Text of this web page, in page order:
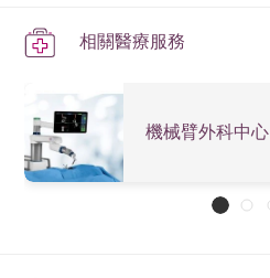
相關醫療服務
機械臂外科中心